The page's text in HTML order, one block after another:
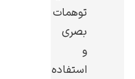
توهمات
بصری
و
استفاده